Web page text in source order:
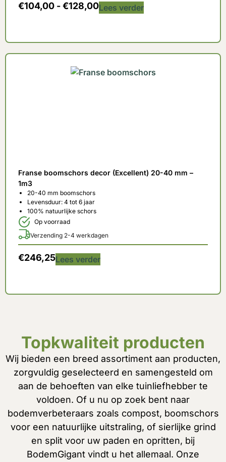
€104,00 -€128,00Lees verder
Franse boomschors decor (Excellent) 20-40 mm –
1m3
20-40 mm boomschors
Levensduur: 4 tot 6 jaar
100% natuurlijke schors
Op voorraad
Verzending 2-4 werkdagen
€246,25Lees verder
Topkwaliteit producten
Wij bieden een breed assortiment aan producten,
zorgvuldig geselecteerd en samengesteld om
aan de behoeften van elke tuinliefhebber te
voldoen. Of u nu op zoek bent naar
bodemverbeteraars zoals compost, boomschors
voor een natuurlijke uitstraling, of sierlijke grind
en split voor uw paden en opritten, bij
BodemGigant vindt u het allemaal. Onze